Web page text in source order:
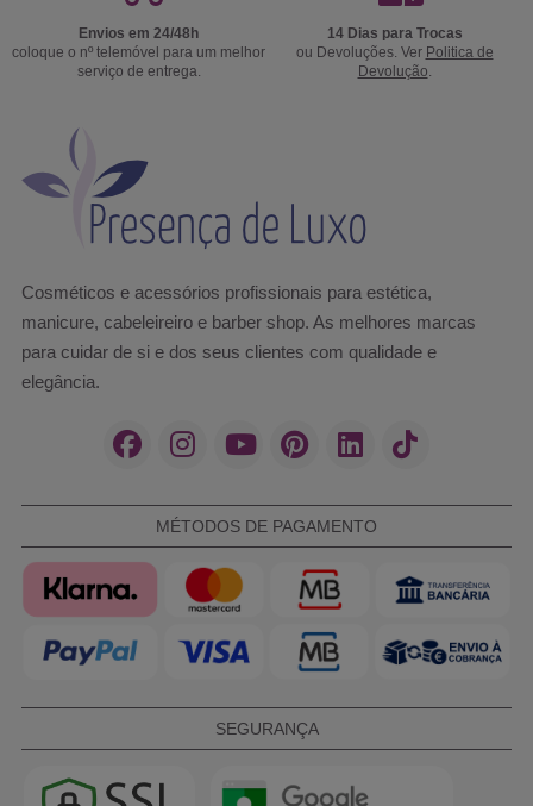
Envios em 24/48h
coloque o nº telemóvel para um melhor
serviço de entrega.
14 Dias para Trocas
ou Devoluções. Ver Politica de
Devolução.
Cosméticos e acessórios profissionais para estética,
manicure, cabeleireiro e barber shop. As melhores marcas
para cuidar de si e dos seus clientes com qualidade e
elegância.
MÉTODOS DE PAGAMENTO
SEGURANÇA